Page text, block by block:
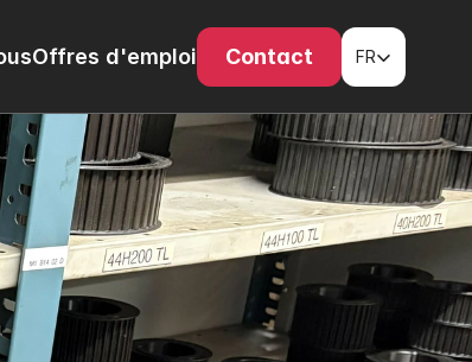
Offres d'emploi Contact
Select Language
FR